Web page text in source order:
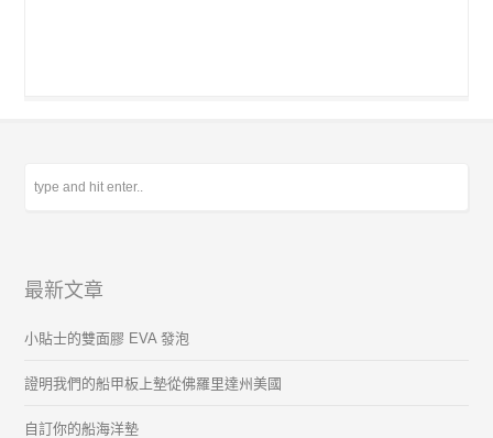
最新文章
小貼士的雙面膠 EVA 發泡
證明我們的船甲板上墊從佛羅里達州美國
自訂你的船海洋墊